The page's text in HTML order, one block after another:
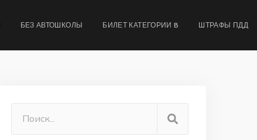
БЕЗ АВТОШКОЛЫ БИЛЕТ КАТЕГОРИИ B ШТРАФЫ ПДД